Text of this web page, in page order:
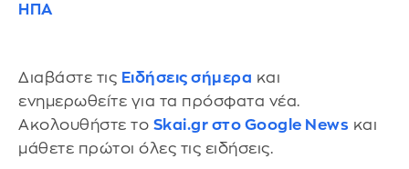
ΗΠΑ
Διαβάστε τις Ειδήσεις σήμερα και
ενημερωθείτε για τα πρόσφατα νέα.
Ακολουθήστε το Skai.gr στο Google News και
μάθετε πρώτοι όλες τις ειδήσεις.